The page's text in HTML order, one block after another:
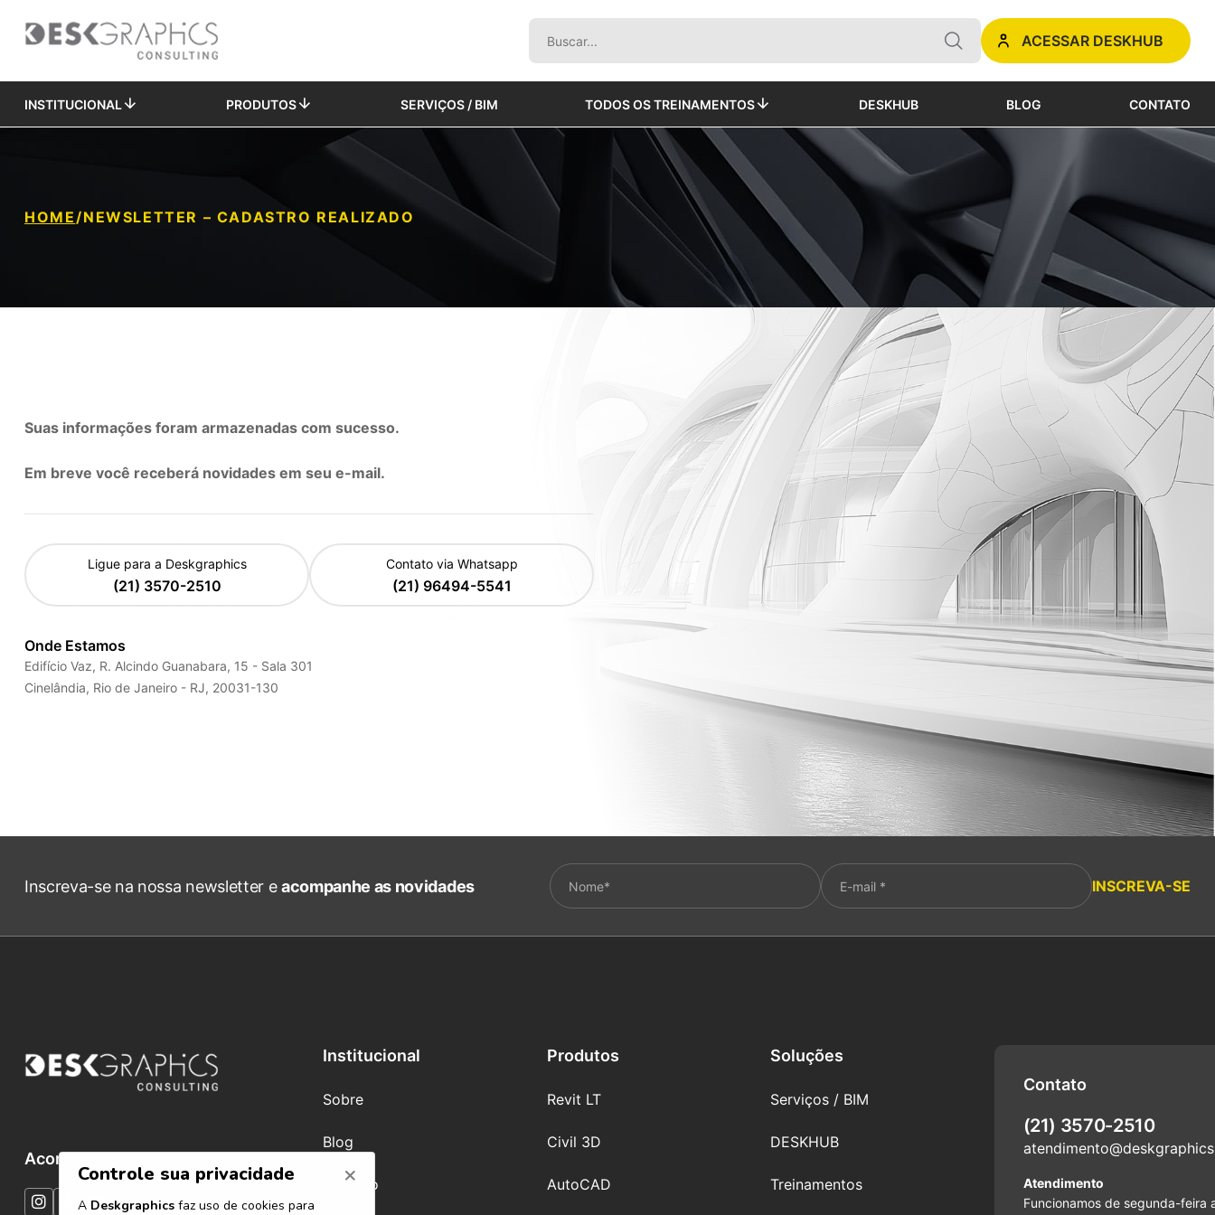
ACESSAR DESKHUB
INSTITUCIONAL PRODUTOS SERVIÇOS / BIM TODOS OS TREINAMENTOS DESKHUB BLOG CONTATO
HOME/NEWSLETTER – CADASTRO REALIZADO
Suas informações foram armazenadas com sucesso.
Em breve você receberá novidades em seu e-mail.
Ligue para a Deskgraphics
(21) 3570-2510
Contato via Whatsapp
(21) 96494-5541
Onde Estamos
Edifício Vaz, R. Alcindo Guanabara, 15 - Sala 301
Cinelândia, Rio de Janeiro - RJ, 20031-130
Inscreva-se na nossa newsletter eacompanhe as novidades INSCREVA-SE
Acompanhe nas redes
Institucional
Sobre
Blog
Contato
Produtos
Revit LT
Civil 3D
AutoCAD
Soluções
Serviços / BIM
DESKHUB
Treinamentos
Contato
(21) 3570-2510
Atendimento
Funcionamos de segunda-feira